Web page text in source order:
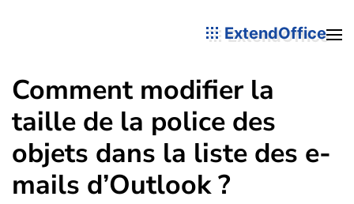
ExtendOffice
Comment modifier la
taille de la police des
objets dans la liste des e-
mails d’Outlook ?